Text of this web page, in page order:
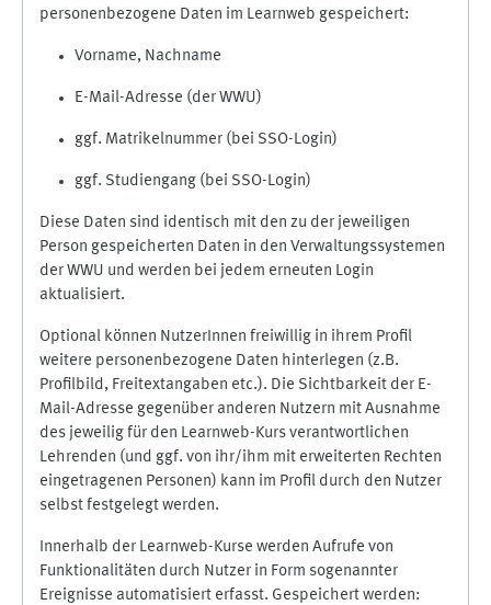
personenbezogene Daten im Learnweb gespeichert:
Vorname, Nachname
E-Mail-Adresse (der WWU)
ggf. Matrikelnummer (bei SSO-Login)
ggf. Studiengang (bei SSO-Login)
Diese Daten sind identisch mit den zu der jeweiligen
Person gespeicherten Daten in den Verwaltungssystemen
der WWU und werden bei jedem erneuten Login
aktualisiert.
Optional können NutzerInnen freiwillig in ihrem Profil
weitere personenbezogene Daten hinterlegen (z.B.
Profilbild, Freitextangaben etc.). Die Sichtbarkeit der E-
Mail-Adresse gegenüber anderen Nutzern mit Ausnahme
des jeweilig für den Learnweb-Kurs verantwortlichen
Lehrenden (und ggf. von ihr/ihm mit erweiterten Rechten
eingetragenen Personen) kann im Profil durch den Nutzer
selbst festgelegt werden.
Innerhalb der Learnweb-Kurse werden Aufrufe von
Funktionalitäten durch Nutzer in Form sogenannter
Ereignisse automatisiert erfasst. Gespeichert werden: